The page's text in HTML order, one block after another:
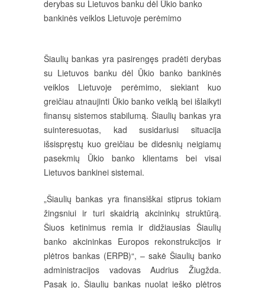
derybas su Lietuvos banku dėl Ūkio banko
bankinės veiklos Lietuvoje perėmimo
Šiaulių bankas yra pasirengęs pradėti derybas
su Lietuvos banku dėl Ūkio banko bankinės
veiklos Lietuvoje perėmimo, siekiant kuo
greičiau atnaujinti Ūkio banko veiklą bei išlaikyti
finansų sistemos stabilumą. Šiaulių bankas yra
suinteresuotas, kad susidariusi situacija
išsispręstų kuo greičiau be didesnių neigiamų
pasekmių Ūkio banko klientams bei visai
Lietuvos bankinei sistemai.
„Šiaulių bankas yra finansiškai stiprus tokiam
žingsniui ir turi skaidrią akcininkų struktūrą.
Šiuos ketinimus remia ir didžiausias Šiaulių
banko akcininkas Europos rekonstrukcijos ir
plėtros bankas (ERPB)“, – sakė Šiaulių banko
administracijos vadovas Audrius Žiugžda.
Pasak jo, Šiaulių bankas nuolat ieško plėtros